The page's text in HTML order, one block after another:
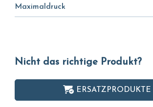
Maximaldruck
Nicht das richtige Produkt?
ERSATZPRODUKTE